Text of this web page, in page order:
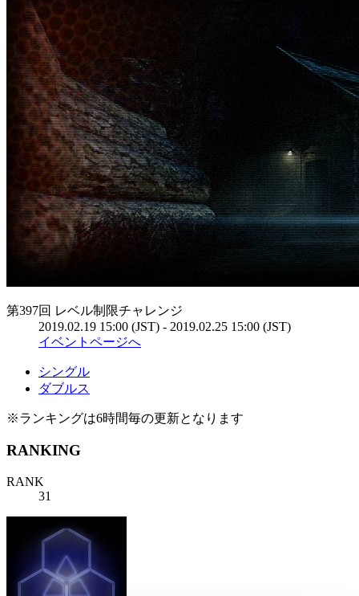
第397回 レベル制限チャレンジ
2019.02.19 15:00 (JST) - 2019.02.25 15:00 (JST)
イベントページへ
シングル
ダブルス
※ランキングは6時間毎の更新となります
RANKING
RANK
31